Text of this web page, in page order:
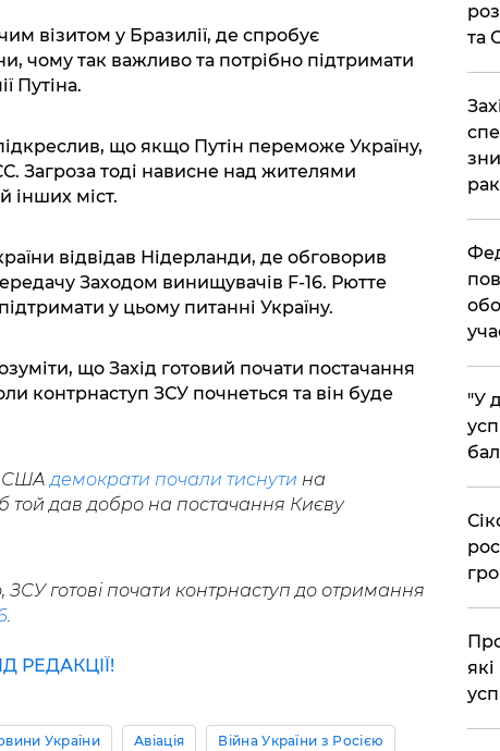
візитом у Бразилії, де спробує
чому так важливо та потрібно підтримати
Путіна.
що якщо Путін переможе Україну,
Загроза тоді нависне над жителями
інших міст.
відвідав Нідерланди, де обговорив
Заходом винищувачів F-16. Рютте
у цьому питанні Україну.
що Захід готовий почати постачання
контрнаступ ЗСУ почнеться та він буде
США демократи почали тиснути на
той дав добро на постачання Києву
ЗСУ готові почати контрнаступ до отримання
.
РЕДАКЦІЇ!
України Авіація Війна України з Росією
та
​"У